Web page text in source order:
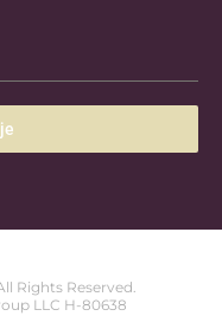
Rights Reserved.
LLC H-80638